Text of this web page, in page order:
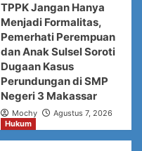
TPPK Jangan Hanya
Menjadi Formalitas,
Pemerhati Perempuan
dan Anak Sulsel Soroti
Dugaan Kasus
Perundungan di SMP
Negeri 3 Makassar
Mochy Agustus 7, 2026
Hukum